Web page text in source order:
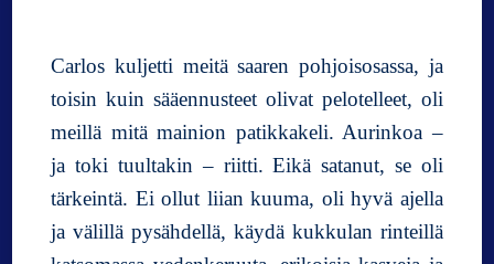
Carlos kuljetti meitä saaren pohjoisosassa, ja
toisin kuin sääennusteet olivat pelotelleet, oli
meillä mitä mainion patikkakeli. Aurinkoa –
ja toki tuultakin – riitti. Eikä satanut, se oli
tärkeintä. Ei ollut liian kuuma, oli hyvä ajella
ja välillä pysähdellä, käydä kukkulan rinteillä